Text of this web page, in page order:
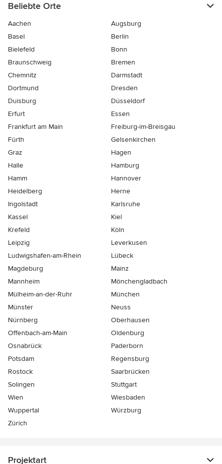
Beliebte Orte
Aachen
Augsburg
Basel
Berlin
Bielefeld
Bonn
Braunschweig
Bremen
Chemnitz
Darmstadt
Dortmund
Dresden
Duisburg
Düsseldorf
Erfurt
Essen
Frankfurt am Main
Freiburg-im-Breisgau
Fürth
Gelsenkirchen
Graz
Hagen
Halle
Hamburg
Hamm
Hannover
Heidelberg
Herne
Ingolstadt
Karlsruhe
Kassel
Kiel
Krefeld
Köln
Leipzig
Leverkusen
Ludwigshafen-am-Rhein
Lübeck
Magdeburg
Mainz
Mannheim
Mönchen­gladbach
Mülheim-an-der-Ruhr
München
Münster
Neuss
Nürnberg
Oberhausen
Offenbach-am-Main
Oldenburg
Osnabrück
Paderborn
Potsdam
Regensburg
Rostock
Saarbrücken
Solingen
Stuttgart
Wien
Wiesbaden
Wuppertal
Würzburg
Zürich
Projektart